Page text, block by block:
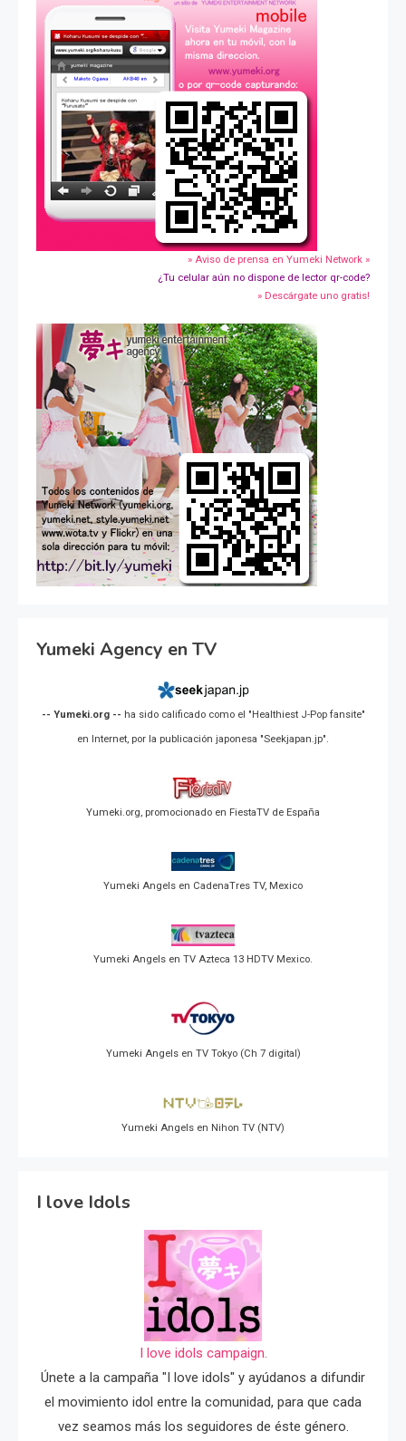
» Aviso de prensa en Yumeki Network »
¿Tu celular aún no dispone de lector qr-code?
» Descárgate uno gratis!
Yumeki Agency en TV
-- Yumeki.org -- ha sido calificado como el "Healthiest J-Pop fansite"
en Internet, por la publicación japonesa "Seekjapan.jp".
Yumeki.org, promocionado en FiestaTV de España
Yumeki Angels en CadenaTres TV, Mexico
Yumeki Angels en TV Azteca 13 HDTV Mexico.
Yumeki Angels en TV Tokyo (Ch 7 digital)
Yumeki Angels en Nihon TV (NTV)
I love Idols
I love idols campaign.
Únete a la campaña "I love idols" y ayúdanos a difundir
el movimiento idol entre la comunidad, para que cada
vez seamos más los seguidores de éste género.